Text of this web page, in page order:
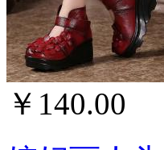
￥140.00